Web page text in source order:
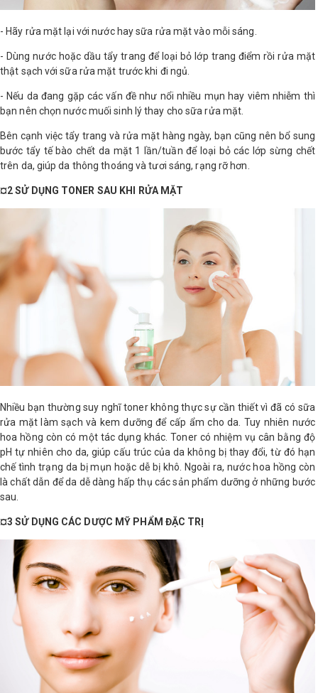
Shop All Brand A-
Z
- Hãy rửa mặt lại với nước hay sữa rửa mặt vào mỗi sáng.
- Dùng nước hoặc dầu tẩy trang để loại bỏ lớp trang điểm rồi rửa mặt
thật sạch với sữa rửa mặt trước khi đi ngủ.
- Nếu da đang gặp các vấn đề như nổi nhiều mụn hay viêm nhiễm thì
bạn nên chọn nước muối sinh lý thay cho sữa rửa mặt.
Bên cạnh việc tẩy trang và rửa mặt hàng ngày, bạn cũng nên bổ sung
bước tẩy tế bào chết da mặt 1 lần/tuần để loại bỏ các lớp sừng chết
trên da, giúp da thông thoáng và tươi sáng, rạng rỡ hơn.
¤2 SỬ DỤNG TONER SAU KHI RỬA MẶT
Nhiều bạn thường suy nghĩ toner không thực sự cần thiết vì đã có sữa
rửa mặt làm sạch và kem dưỡng để cấp ẩm cho da. Tuy nhiên nước
hoa hồng còn có một tác dụng khác. Toner có nhiệm vụ cân bằng độ
pH tự nhiên cho da, giúp cấu trúc của da không bị thay đổi, từ đó hạn
chế tình trạng da bị mụn hoặc dễ bị khô. Ngoài ra, nước hoa hồng còn
là chất dẫn để da dễ dàng hấp thụ các sản phẩm dưỡng ở những bước
sau.
¤3 SỬ DỤNG CÁC DƯỢC MỸ PHẨM ĐẶC TRỊ